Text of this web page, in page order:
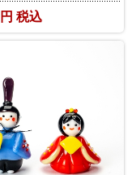
円 税込